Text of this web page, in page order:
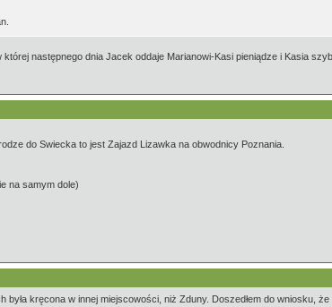
której następnego dnia Jacek oddaje Marianowi-Kasi pieniądze i Kasia
do Swiecka to jest Zajazd Lizawka na obwodnicy Poznania.
na samym dole)
kręcona w innej miejscowości, niż Zduny. Doszedłem do wniosku,